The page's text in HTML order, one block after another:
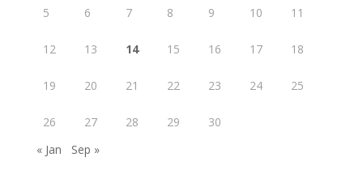
5 6 7 8 9 10 11
12 13 14 15 16 17 18
19 20 21 22 23 24 25
26 27 28 29
30
« Jan
Sep »